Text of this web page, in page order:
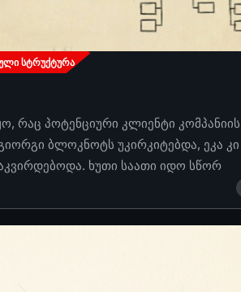
ᲡᲢᲠᲣᲥᲢᲣᲠᲐ
რაც პოტენციური კლიენტი კომპანიის
ბლოკნოტს უკირკიტებდა, ეკა კი
ხუთი საათი იდო სწორ